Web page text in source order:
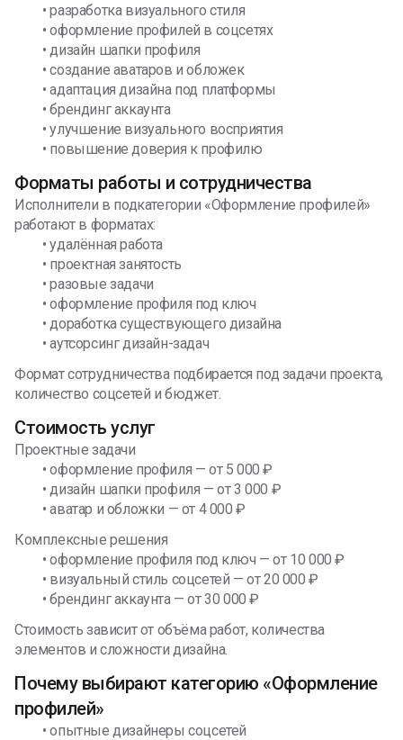
• разработка визуального стиля
• оформление профилей в соцсетях
• дизайн шапки профиля
• создание аватаров и обложек
• адаптация дизайна под платформы
• брендинг аккаунта
• улучшение визуального восприятия
• повышение доверия к профилю
Форматы работы и сотрудничества
Исполнители в подкатегории «Оформление профилей»
работают в форматах:
• удалённая работа
• проектная занятость
• разовые задачи
• оформление профиля под ключ
• доработка существующего дизайна
• аутсорсинг дизайн-задач
Формат сотрудничества подбирается под задачи проекта,
количество соцсетей и бюджет.
Стоимость услуг
Проектные задачи
• оформление профиля — от 5 000 ₽
• дизайн шапки профиля — от 3 000 ₽
• аватар и обложки — от 4 000 ₽
Комплексные решения
• оформление профиля под ключ — от 10 000 ₽
• визуальный стиль соцсетей — от 20 000 ₽
• брендинг аккаунта — от 30 000 ₽
Стоимость зависит от объёма работ, количества
элементов и сложности дизайна.
Почему выбирают категорию «Оформление
профилей»
• опытные дизайнеры соцсетей